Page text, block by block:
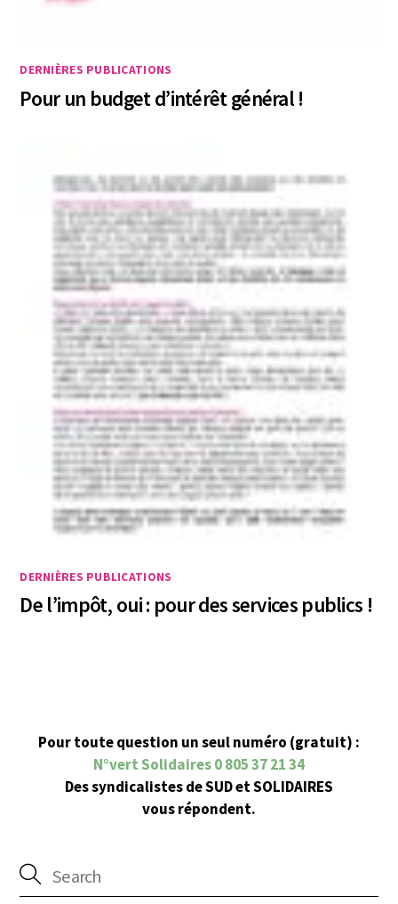
DERNIÈRES PUBLICATIONS
Pour un budget d’intérêt général !
DERNIÈRES PUBLICATIONS
De l’impôt, oui : pour des services publics !
Pour toute question un seul numéro (gratuit) :
N°vert Solidaires 0 805 37 21 34
Des syndicalistes de SUD et SOLIDAIRES
vous répondent.